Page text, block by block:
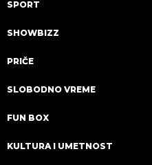
SPORT
SHOWBIZZ
PRIČE
SLOBODNO VREME
FUN BOX
KULTURA I UMETNOST